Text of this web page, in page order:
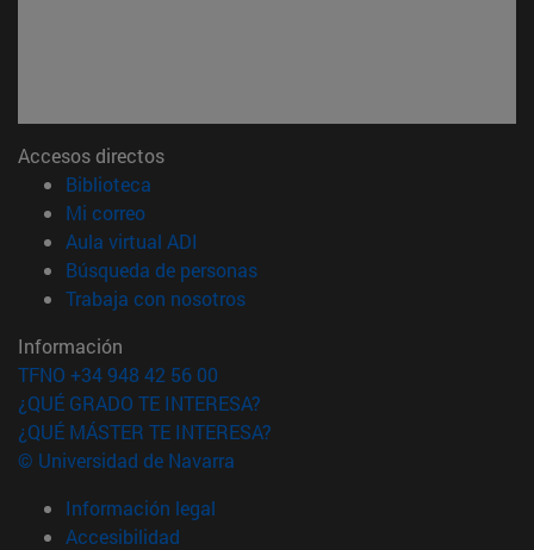
Accesos directos
Biblioteca
Mi correo(abre en nueva ventana)
Aula virtual ADI
Búsqueda de personas(abre en nueva ventana)
Trabaja con nosotros(abre en nueva ventana)
Información
TFNO +34 948 42 56 00
¿QUÉ GRADO TE INTERESA?
¿QUÉ MÁSTER TE INTERESA?
© Universidad de Navarra
Información legal
Accesibilidad